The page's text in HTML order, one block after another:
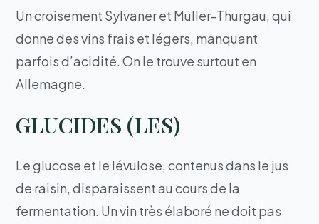
Un croisement Sylvaner et Müller-Thurgau, qui
donne des vins frais et légers, manquant
parfois d’acidité. On le trouve surtout en
Allemagne.
GLUCIDES (LES)
Le glucose et le lévulose, contenus dans le jus
de raisin, disparaissent au cours de la
fermentation. Un vin très élaboré ne doit pas